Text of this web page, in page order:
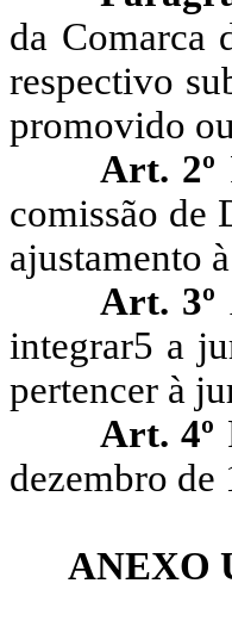
da Comarca
respectivo
promovido
Art. 2º
comissão de
ajustamento
Art. 3º
integrar5 a
pertencer à
Art. 4º
dezembro de
ANEXO